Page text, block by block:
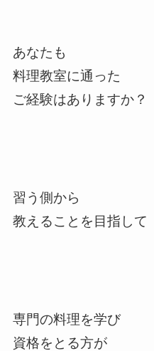
あなたも
料理教室に通った
ご経験はありますか？
習う側から
教えることを目指して
専門の料理を学び
資格をとる方が